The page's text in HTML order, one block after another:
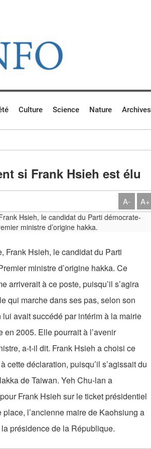
Culture Science Nature Archives
si Frank Hsieh est élu
A- A+
Frank Hsieh, le candidat du Parti
ministre d’origine hakka. Ce
arriverait à ce poste, puisqu’il s’agira
qui marche dans ses pas, selon son
avait succédé par intérim à la mairie
2005. Elle pourrait à l’avenir
a-t-il dit. Frank Hsieh a choisi ce
déclaration, puisqu’il s’agissait du
de Taiwan. Yeh Chu-lan a
Frank Hsieh sur le ticket présidentiel
l’ancienne maire de Kaohsiung a
présidence de la République.